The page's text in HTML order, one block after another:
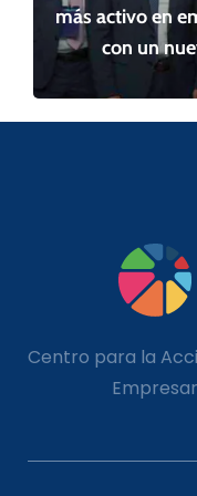
más activo en
con un
Centro para la